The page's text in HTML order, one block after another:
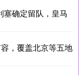
塞确定留队，皇马
，覆盖北京等五地